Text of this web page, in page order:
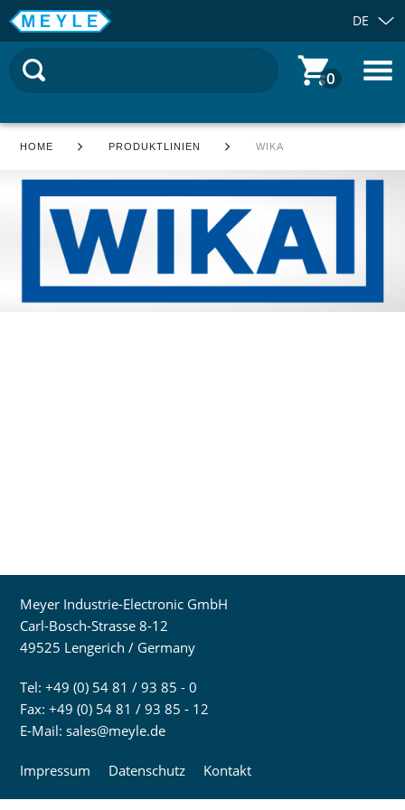
DE
0
HOME PRODUKTLINIEN WIKA
Meyer Industrie-Electronic GmbH
Carl-Bosch-Strasse 8-12
49525 Lengerich / Germany
Tel: +49 (0) 54 81 / 93 85 - 0
Fax: +49 (0) 54 81 / 93 85 - 12
E-Mail:sales@meyle.de
Impressum Datenschutz Kontakt